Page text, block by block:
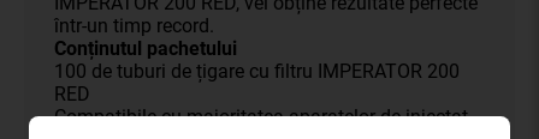
într-un timp record.
Conținutul pachetului
100 de tuburi de țigare cu filtru IMPERATOR 200
RED
Compatibile cu majoritatea aparatelor de injectat